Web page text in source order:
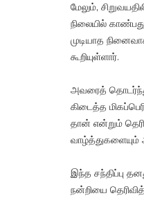
மேலும்,
நிலையில்
முடியாத
கூறியுள்ளார்.
அவரைத்
கிடைத்த
தான் என்றும்
வாழ்த்துகளையும்
இந்த சந்திப்பு
நன்றியை